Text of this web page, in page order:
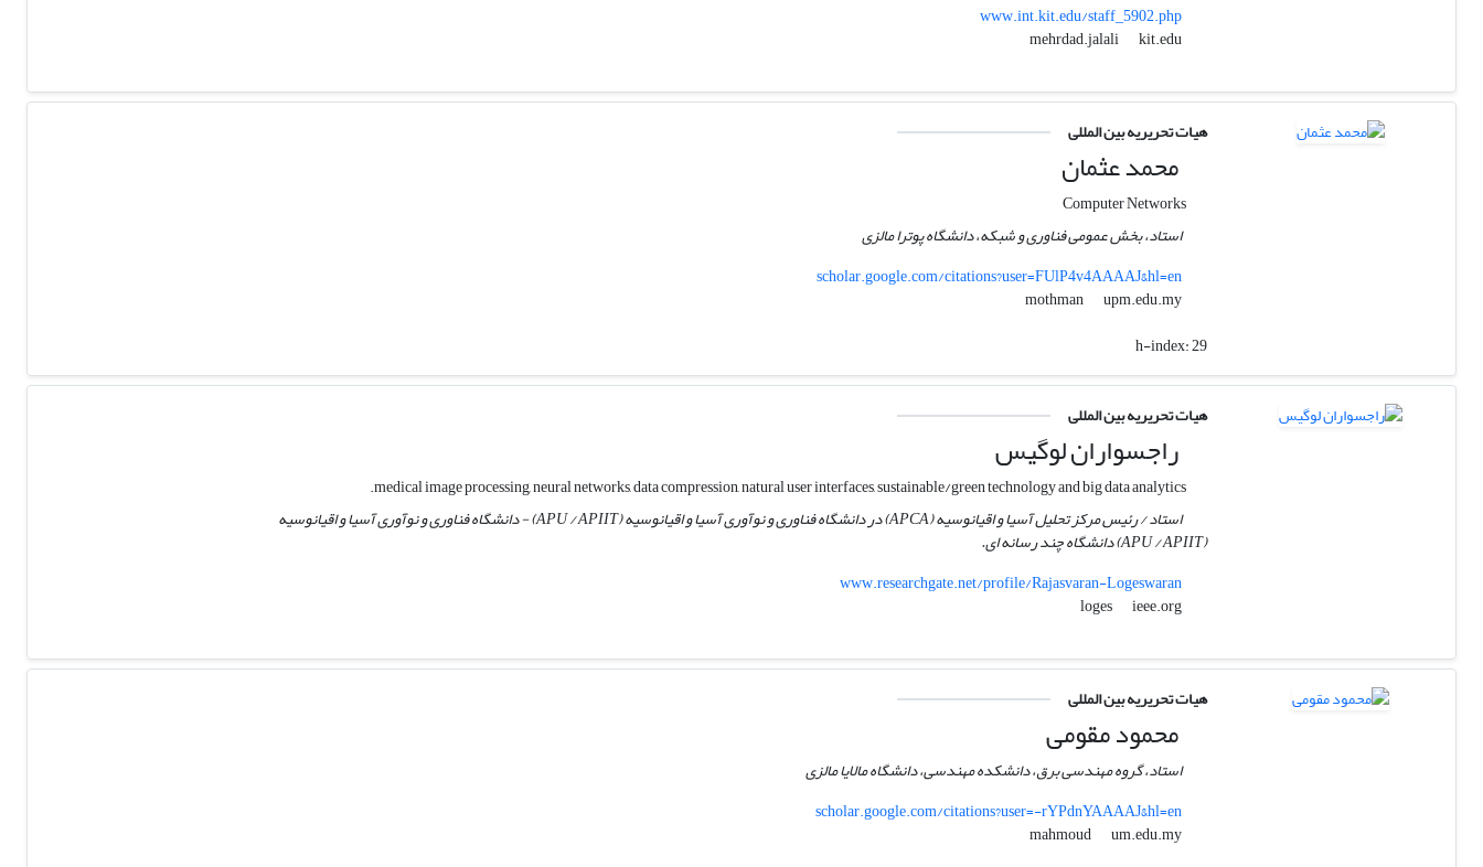
www.int.kit.edu/staff_5902.php
mehrdad.jalali
kit.edu
هیات تحریریه بین المللی
محمد عثمان
Computer Networks
استاد، بخش عمومی فناوری و شبکه، دانشگاه پوترا مالزی
scholar.google.com/citations?user=FUlP4v4AAAAJ&hl=en
mothman
upm.edu.my
h-index:29
هیات تحریریه بین المللی
راجسواران لوگیس
medical image processing, neural networks, data compression, natural user interfaces, sustainable/green technology and big data analytics.
استاد / رئیس مرکز تحلیل آسیا و اقیانوسیه (APCA) در دانشگاه فناوری و نوآوری آسیا و اقیانوسیه (APU / APIIT) - دانشگاه فناوری و نوآوری آسیا و اقیانوسیه
(APU / APIIT) دانشگاه چند رسانه ای.
www.researchgate.net/profile/Rajasvaran-Logeswaran
loges
ieee.org
هیات تحریریه بین المللی
محمود مقومی
استاد، گروه مهندسی برق، دانشکده مهندسی، دانشگاه مالایا مالزی
scholar.google.com/citations?user=-rYPdnYAAAAJ&hl=en
mahmoud
um.edu.my